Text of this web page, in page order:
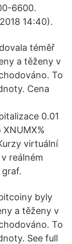
6600.
14:40).
téměř
a těženy v
To
Cena
0.01
virtuální
reálném
graf.
byly
a těženy v
To
See full